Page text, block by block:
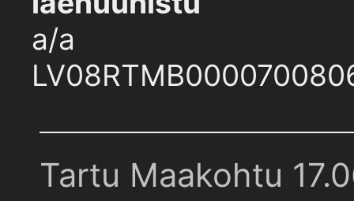
a/a
Tartu Maakohtu